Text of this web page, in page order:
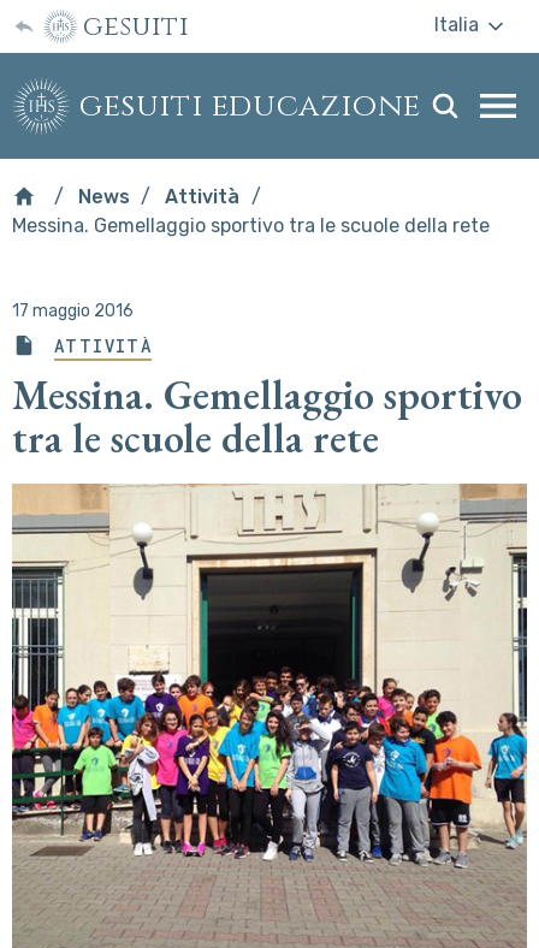
gesuiti Italia
gesuiti educazione
News
Attività
Messina. Gemellaggio sportivo tra le scuole della rete
17 maggio 2016
ATTIVITÀ
Messina. Gemellaggio sportivo
tra le scuole della rete